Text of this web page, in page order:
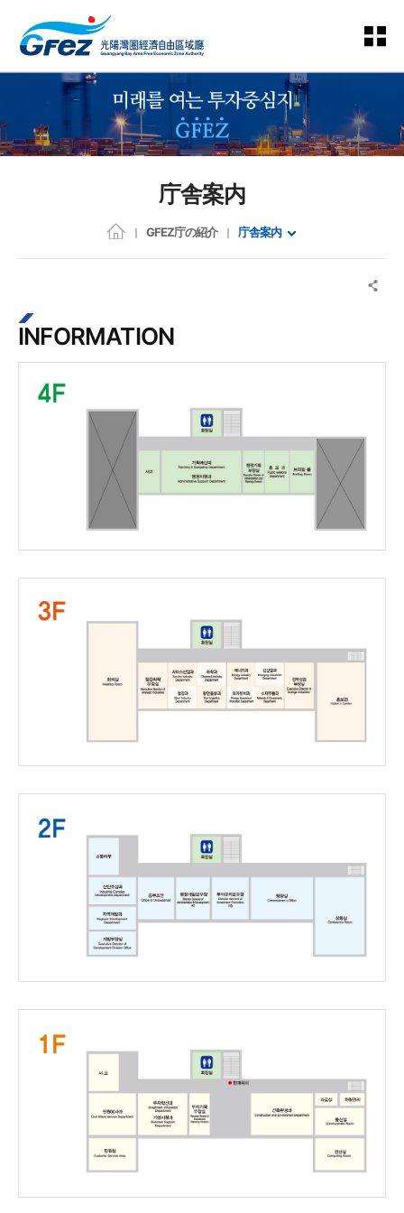
庁舎案内
GFEZ庁の紹介 庁舎案内
INFORMATION